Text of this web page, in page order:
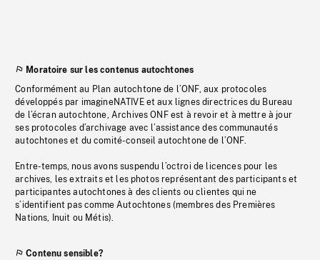
Moratoire sur les contenus autochtones
Conformément au Plan autochtone de l’ONF, aux protocoles
développés par imagineNATIVE et aux lignes directrices du Bureau
de l’écran autochtone, Archives ONF est à revoir et à mettre à jour
ses protocoles d’archivage avec l’assistance des communautés
autochtones et du comité-conseil autochtone de l’ONF.
Entre-temps, nous avons suspendu l’octroi de licences pour les
archives, les extraits et les photos représentant des participants et
participantes autochtones à des clients ou clientes qui ne
s’identifient pas comme Autochtones (membres des Premières
Nations, Inuit ou Métis).
Contenu sensible?